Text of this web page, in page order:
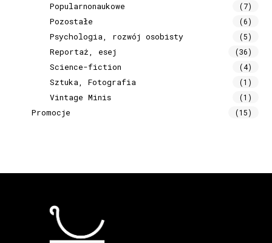
Popularnonaukowe (7)
Pozostałe (6)
Psychologia, rozwój osobisty (5)
Reportaż, esej (36)
Science-fiction (4)
Sztuka, Fotografia (1)
Vintage Minis (1)
Promocje (15)